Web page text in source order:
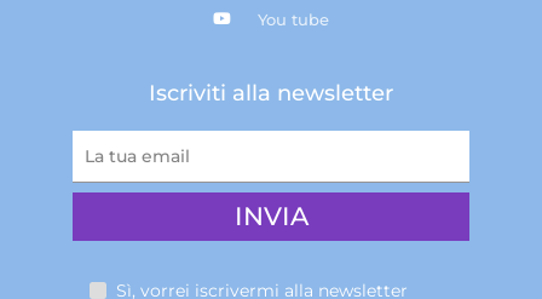
You tube
Iscriviti alla newsletter
Sì, vorrei iscrivermi alla newsletter